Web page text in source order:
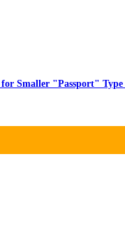
Smaller "Passport" Type